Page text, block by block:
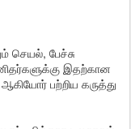
செயல், பேச்சு
இதற்கான
பற்றிய கருத்து